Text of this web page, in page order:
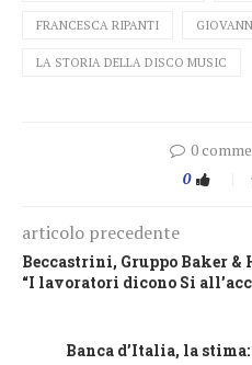
FRANCESCA RIPANTI
LA STORIA DELLA DISCO MUSIC
0
0
articolo precedente
Beccastrini, Gruppo Baker &
“I lavoratori dicono Si
Banca d’Italia, la